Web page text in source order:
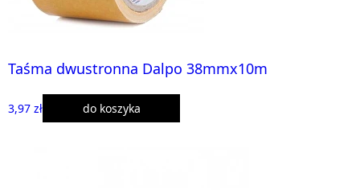
Taśma dwustronna Dalpo 38mmx10m
3,97 zł do koszyka